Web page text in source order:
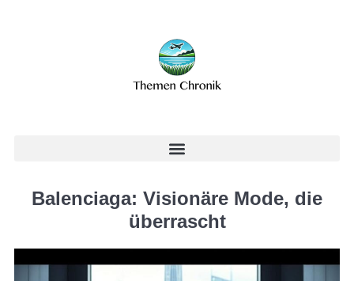
Balenciaga: Visionäre Mode, die
überrascht